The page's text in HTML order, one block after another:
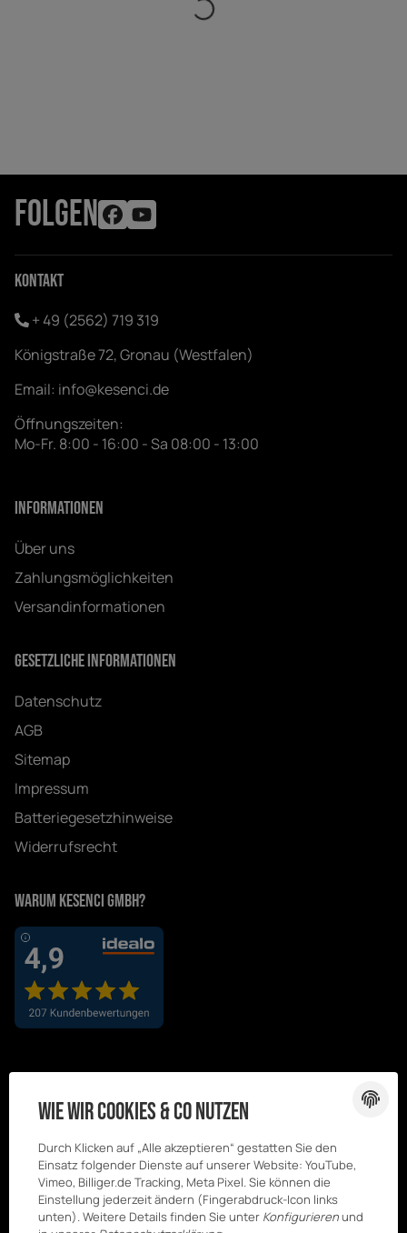
FOLGEN
Kontakt
+ 49 (2562) 719 319
Königstraße 72, Gronau (Westfalen)
Email: info@kesenci.de
Öffnungszeiten:
Mo-Fr. 8:00 - 16:00 - Sa 08:00 - 13:00
Informationen
Über uns
Zahlungsmöglichkeiten
Versandinformationen
Gesetzliche Informationen
Datenschutz
AGB
Sitemap
Impressum
Batteriegesetzhinweise
Widerrufsrecht
Warum Kesenci GmbH?
Wie wir Cookies & Co nutzen
Durch Klicken auf „Alle akzeptieren“ gestatten Sie den
Einsatz folgender Dienste auf unserer Website: YouTube,
Vimeo, Billiger.de Tracking, Meta Pixel. Sie können die
Einstellung jederzeit ändern (Fingerabdruck-Icon links
unten). Weitere Details finden Sie unter Konfigurierenund